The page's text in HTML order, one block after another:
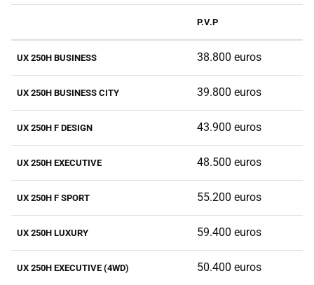
P.V.P
UX 250H BUSINESS 38.800 euros
UX 250H BUSINESS CITY 39.800 euros
UX 250H F DESIGN 43.900 euros
UX 250H EXECUTIVE 48.500 euros
UX 250H F SPORT 55.200 euros
UX 250H LUXURY 59.400 euros
UX 250H EXECUTIVE (4WD) 50.400 euros